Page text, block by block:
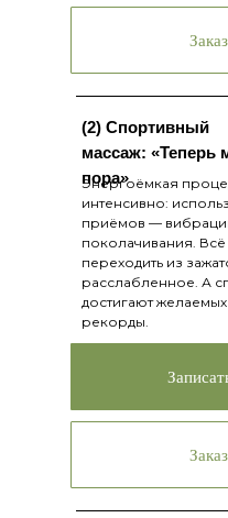
Энергоёмкая
интенсивно:
приёмов —
поколачивания. Всё
переходить из
расслабленное. А
достигают желаемых
рекорды.
(2) Спортивный
массаж: «Теперь
пора»